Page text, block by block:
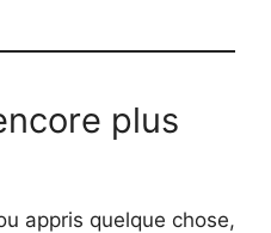
plus
appris quelque chose,